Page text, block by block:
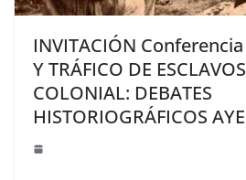
INVITACIÓN
Y TRÁFICO DE
COLONIAL: DEBATES
HISTORIOGRÁFICOS